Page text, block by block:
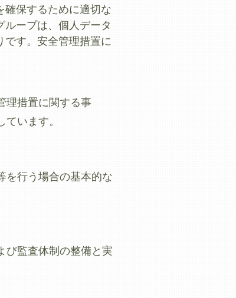
確保するために適切な
ープは、個人データ
です。安全管理措置に
理措置に関する事
います。
を行う場合の基本的な
び監査体制の整備と実